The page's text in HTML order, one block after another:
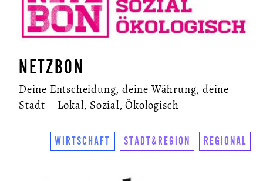
NETZBON
Deine Entscheidung, deine Währung, deine
Stadt – Lokal, Sozial, Ökologisch
WIRTSCHAFT STADT&REGION REGIONAL